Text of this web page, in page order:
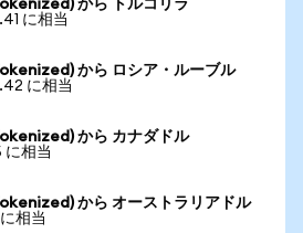
から トルコリラ
に相当
から ロシア・ルーブル
に相当
から カナダドル
に相当
から オーストラリアドル
相当